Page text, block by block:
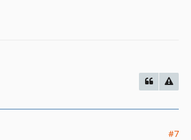
#7